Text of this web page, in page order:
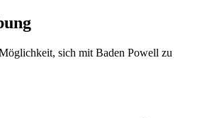
sich mit Baden Powell zu